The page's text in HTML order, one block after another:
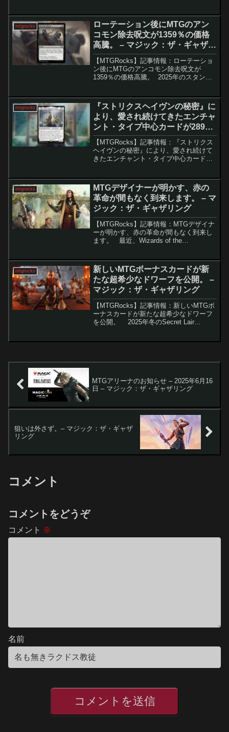
ースとフォーマットのローテーションに
より再び盛り...
mtgrocks
ローテーション後にMTGのアン
コモン除去呪文が1359％の価格
高騰。 – マジック：ザ・ギャザリ
ング
【MTGRocks】記事情報：ローテーショ
ン後にMTGのアンコモン除去呪文が
1359％の価格高騰。 2025年のスタンダ
ーマット全体を劇的に変えるには至りま
せんでした...
mtgrocks
『ストリクスヘイヴンの秘密』に
より、愛され続けてきたエンチャ
ント・タイプ中心カードが289％
値上がり。 – マジック：ザ・ギャ
ザリング
【MTGRocks】記事情報：『ストリクス
ヘイヴンの秘密』により、愛され続けて
きたエンチャント・タイプ中心カードが
の価格高騰『ストリクスヘイヴンの秘
密』で登場する5つ...
mtgrocks
MTGデザイナーが明かす、赤の
革命が間もなく到来します。 – マ
ジック：ザ・ギャザリング
【MTGRocks】記事情報：MTGデザイナ
ーが明かす、赤の革命が間もなく到来し
ます。 最近、Wizards of the
ているのかを積極的に共有していま...
mtgrocks
新しいMTGボーナスカードが新
たな超希少なドワーフを公開。 –
マジック：ザ・ギャザリング
【MTGRocks】記事情報：新しいMTGボ
ーナスカードが新たな超希少なドワーフ
を公開。 2025年冬のSecret Lair
MTGアリーナのお知らせ – 2025年6月16
日 – マジック：ザ・ギャザリング
狙いは外さず。– マジック：ザ・ギャザ
リング
コメント
コメントをどうぞ
コメント ※
名前